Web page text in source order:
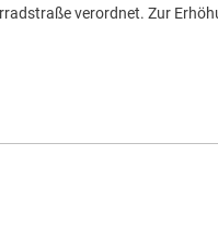
verordnet. Zur